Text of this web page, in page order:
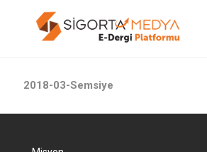
2018-03-Semsiye